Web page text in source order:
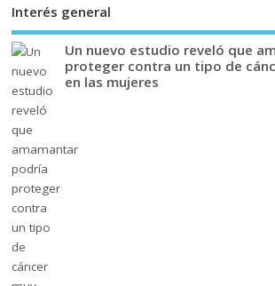
Interés general
Un nuevo estudio reveló que
proteger contra un tipo de
en las mujeres